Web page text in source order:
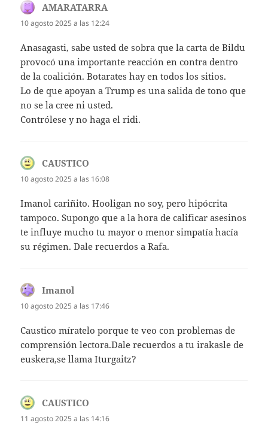
AMARATARRA
10 agosto 2025 a las 12:24
Anasagasti, sabe usted de sobra que la carta de Bildu
provocó una importante reacción en contra dentro
de la coalición. Botarates hay en todos los sitios.
Lo de que apoyan a Trump es una salida de tono que
no se la cree ni usted.
Contrólese y no haga el ridi.
CAUSTICO
10 agosto 2025 a las 16:08
Imanol cariñito. Hooligan no soy, pero hipócrita
tampoco. Supongo que a la hora de calificar asesinos
te influye mucho tu mayor o menor simpatía hacía
su régimen. Dale recuerdos a Rafa.
Imanol
10 agosto 2025 a las 17:46
Caustico míratelo porque te veo con problemas de
comprensión lectora.Dale recuerdos a tu irakasle de
euskera,se llama Iturgaitz?
CAUSTICO
11 agosto 2025 a las 14:16